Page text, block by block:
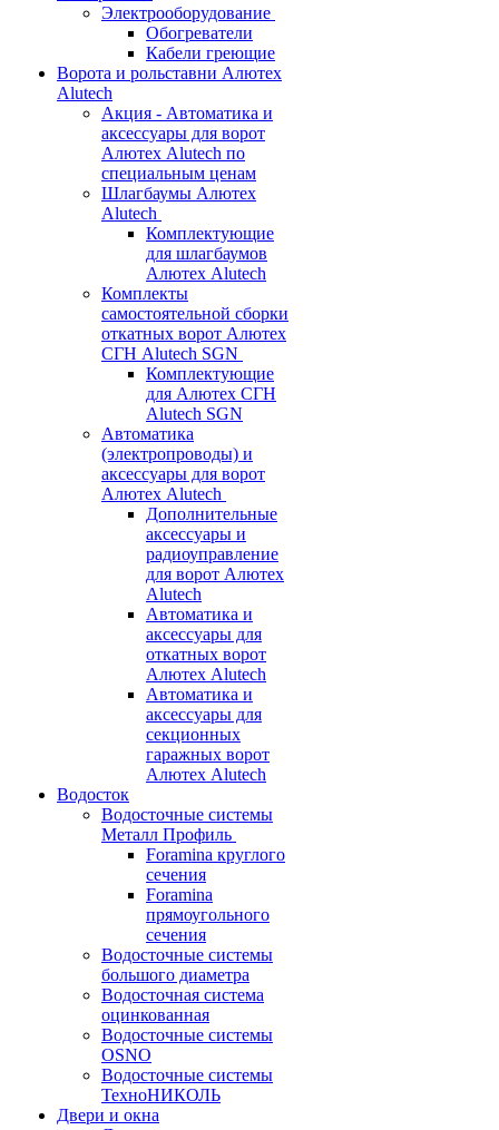
Электрооборудование
Обогреватели
Кабели греющие
Ворота и рольставни Алютех
Alutech
Акция - Автоматика и
аксессуары для ворот
Алютех Alutech по
специальным ценам
Шлагбаумы Алютех
Alutech
Комплектующие
для шлагбаумов
Алютех Alutech
Комплекты
самостоятельной сборки
откатных ворот Алютех
СГН Alutech SGN
Комплектующие
для Алютех СГН
Alutech SGN
Автоматика
(электропроводы) и
аксессуары для ворот
Алютех Alutech
Дополнительные
аксессуары и
радиоуправление
для ворот Алютех
Alutech
Автоматика и
аксессуары для
откатных ворот
Алютех Alutech
Автоматика и
аксессуары для
секционных
гаражных ворот
Алютех Alutech
Водосток
Водосточные системы
Металл Профиль
Foramina круглого
сечения
Foramina
прямоугольного
сечения
Водосточные системы
большого диаметра
Водосточная система
оцинкованная
Водосточные системы
OSNO
Водосточные системы
ТехноНИКОЛЬ
Двери и окна